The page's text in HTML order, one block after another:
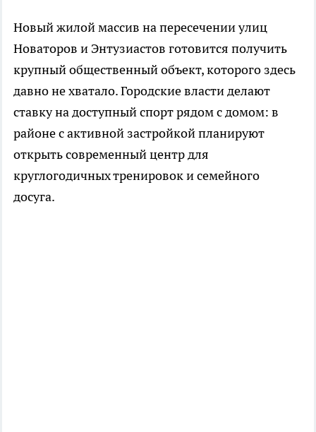
Новый жилой массив на пересечении улиц
Новаторов и Энтузиастов готовится получить
крупный общественный объект, которого здесь
давно не хватало. Городские власти делают
ставку на доступный спорт рядом с домом: в
районе с активной застройкой планируют
открыть современный центр для
круглогодичных тренировок и семейного
досуга.